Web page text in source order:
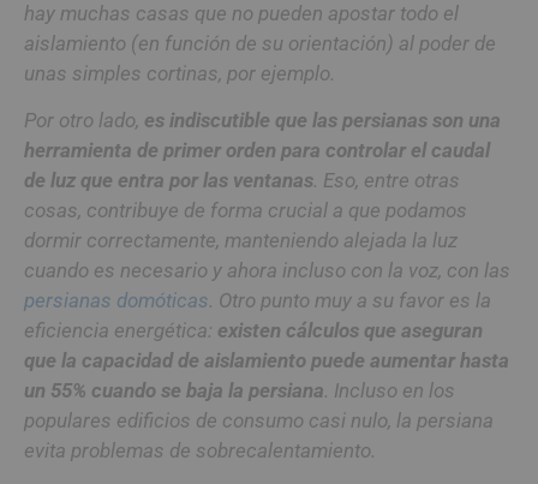
hay muchas casas que no pueden apostar todo el
aislamiento (en función de su orientación) al poder de
unas simples cortinas, por ejemplo.
Por otro lado, es indiscutible que las persianas son una
herramienta de primer orden para controlar el caudal
de luz que entra por las ventanas. Eso, entre otras
cosas, contribuye de forma crucial a que podamos
dormir correctamente, manteniendo alejada la luz
cuando es necesario y ahora incluso con la voz, con las
persianas domóticas. Otro punto muy a su favor es la
eficiencia energética: existen cálculos que aseguran
que la capacidad de aislamiento puede aumentar hasta
un 55% cuando se baja la persiana. Incluso en los
populares edificios de consumo casi nulo, la persiana
evita problemas de sobrecalentamiento.